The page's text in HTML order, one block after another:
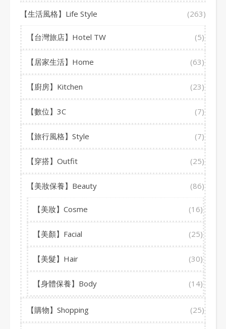
【生活風格】Life Style (263)
【台灣旅店】Hotel TW (5)
【居家生活】Home (63)
【廚房】Kitchen (23)
【數位】3C (7)
【旅行風格】Style (7)
【穿搭】Outfit (25)
【美妝保養】Beauty (86)
【美妝】Cosme (16)
【美顏】Facial (25)
【美髮】Hair (30)
【身體保養】Body (14)
【購物】Shopping (25)